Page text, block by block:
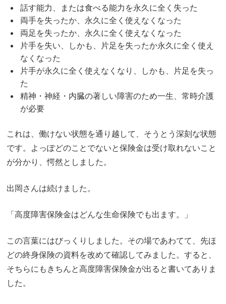
話す能力、または食べる能力を永久に全く失った
両手を失ったか、永久に全く使えなくなった
両足を失ったか、永久に全く使えなくなった
片手を失い、しかも、片足を失ったか永久に全く使え
なくなった
片手が永久に全く使えなくなり、しかも、片足を失っ
た
精神・神経・内臓の著しい障害のため一生、常時介護
が必要
これは、働けない状態を通り越して、そうとう深刻な状態
です。よっぽどのことでないと保険金は受け取れないこと
が分かり、愕然としました。
出岡さんは続けました。
「高度障害保険金はどんな生命保険でも出ます。」
この言葉にはびっくりしました。その場であわてて、先ほ
どの終身保険の資料を改めて確認してみました。すると、
そちらにもきちんと高度障害保険金が出ると書いてありま
した。